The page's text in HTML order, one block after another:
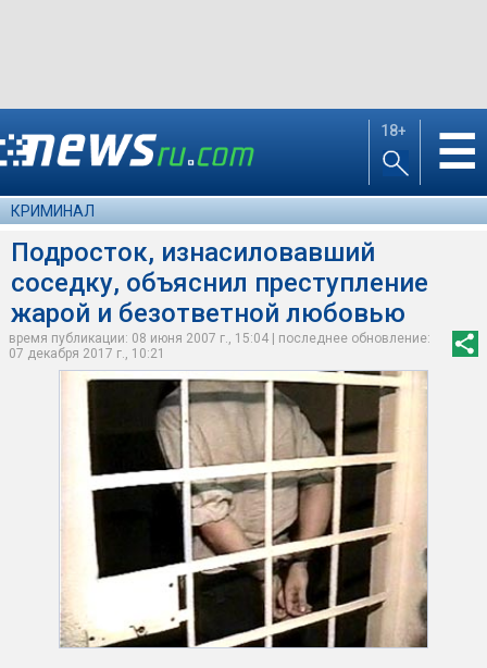
18+ ☰
КРИМИНАЛ
Подросток, изнасиловавший
соседку, объяснил преступление
жарой и безответной любовью
время публикации: 08 июня 2007 г., 15:04 | последнее обновление:
07 декабря 2017 г., 10:21